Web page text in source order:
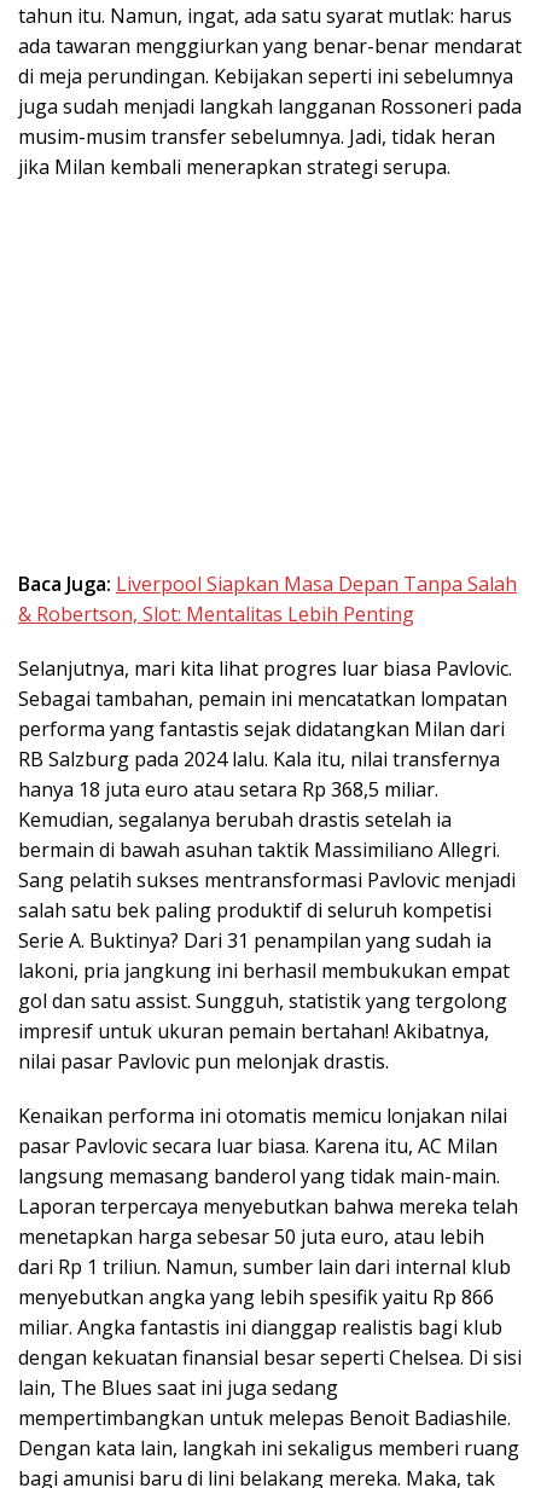
tahun itu. Namun, ingat, ada satu syarat mutlak: harus
ada tawaran menggiurkan yang benar-benar mendarat
di meja perundingan. Kebijakan seperti ini sebelumnya
juga sudah menjadi langkah langganan Rossoneri pada
musim-musim transfer sebelumnya. Jadi, tidak heran
jika Milan kembali menerapkan strategi serupa.
Baca Juga: Liverpool Siapkan Masa Depan Tanpa Salah
& Robertson, Slot: Mentalitas Lebih Penting
Selanjutnya, mari kita lihat progres luar biasa Pavlovic.
Sebagai tambahan, pemain ini mencatatkan lompatan
performa yang fantastis sejak didatangkan Milan dari
RB Salzburg pada 2024 lalu. Kala itu, nilai transfernya
hanya 18 juta euro atau setara Rp 368,5 miliar.
Kemudian, segalanya berubah drastis setelah ia
bermain di bawah asuhan taktik Massimiliano Allegri.
Sang pelatih sukses mentransformasi Pavlovic menjadi
salah satu bek paling produktif di seluruh kompetisi
Serie A. Buktinya? Dari 31 penampilan yang sudah ia
lakoni, pria jangkung ini berhasil membukukan empat
gol dan satu assist. Sungguh, statistik yang tergolong
impresif untuk ukuran pemain bertahan! Akibatnya,
nilai pasar Pavlovic pun melonjak drastis.
Kenaikan performa ini otomatis memicu lonjakan nilai
pasar Pavlovic secara luar biasa. Karena itu, AC Milan
langsung memasang banderol yang tidak main-main.
Laporan terpercaya menyebutkan bahwa mereka telah
menetapkan harga sebesar 50 juta euro, atau lebih
dari Rp 1 triliun. Namun, sumber lain dari internal klub
menyebutkan angka yang lebih spesifik yaitu Rp 866
miliar. Angka fantastis ini dianggap realistis bagi klub
dengan kekuatan finansial besar seperti Chelsea. Di sisi
lain, The Blues saat ini juga sedang
mempertimbangkan untuk melepas Benoit Badiashile.
Dengan kata lain, langkah ini sekaligus memberi ruang
bagi amunisi baru di lini belakang mereka. Maka, tak